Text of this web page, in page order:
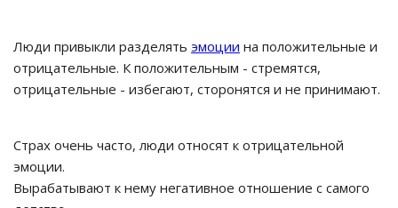
Люди привыкли разделять эмоции на положительные и
отрицательные. К положительным - стремятся,
отрицательные - избегают, сторонятся и не принимают.
Страх очень часто, люди относят к отрицательной
эмоции.
Вырабатывают к нему негативное отношение с самого